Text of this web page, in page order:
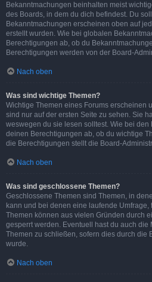
Bekanntmachungen beinhalten meist
des Boards, in dem du dich befindest. Du
Bekanntmachungen erscheinen oben auf
erstellt wurden. Wie bei globalen
Berechtigungen ab, ob du
Berechtigungen werden von der Board-
Nach oben
Was sind wichtige Themen?
Wichtige Themen eines Forums erscheinen
sind nur auf der ersten Seite zu sehen. Sie
weswegen du sie lesen solltest. Wie bei
deinen Berechtigungen ab, ob du wichtige
die Berechtigungen stellt die Board-
Nach oben
Was sind geschlossene Themen?
Geschlossene Themen sind Themen, in
kann und bei denen eine laufende
Themen können aus vielen Gründen durch
gesperrt werden. Eventuell hast du auch die
Themen zu schließen, sofern dies durch die
wurde.
Nach oben